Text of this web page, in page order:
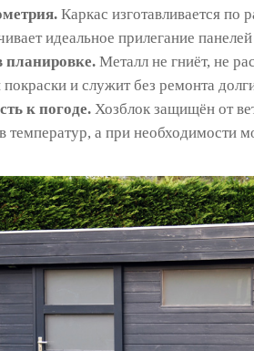
Каркас изготавливается по
идеальное прилегание
планировке. Металл не гниёт, не
покраски и служит без ремонта
к погоде. Хозблок защищён от
температур, а при необходимости